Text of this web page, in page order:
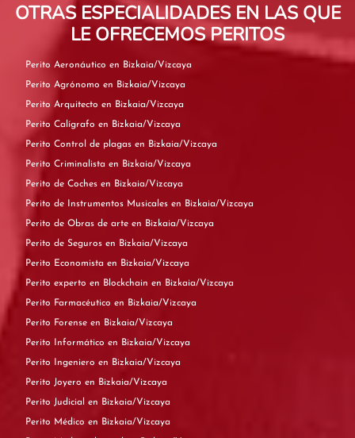
OTRAS ESPECIALIDADES EN LAS QUE
LE OFRECEMOS PERITOS
Perito Aeronáutico en Bizkaia/Vizcaya
Perito Agrónomo en Bizkaia/Vizcaya
Perito Arquitecto en Bizkaia/Vizcaya
Perito Calígrafo en Bizkaia/Vizcaya
Perito Control de plagas en Bizkaia/Vizcaya
Perito Criminalista en Bizkaia/Vizcaya
Perito de Coches en Bizkaia/Vizcaya
Perito de Instrumentos Musicales en Bizkaia/Vizcaya
Perito de Obras de arte en Bizkaia/Vizcaya
Perito de Seguros en Bizkaia/Vizcaya
Perito Economista en Bizkaia/Vizcaya
Perito experto en Blockchain en Bizkaia/Vizcaya
Perito Farmacéutico en Bizkaia/Vizcaya
Perito Forense en Bizkaia/Vizcaya
Perito Informático en Bizkaia/Vizcaya
Perito Ingeniero en Bizkaia/Vizcaya
Perito Joyero en Bizkaia/Vizcaya
Perito Judicial en Bizkaia/Vizcaya
Perito Médico en Bizkaia/Vizcaya